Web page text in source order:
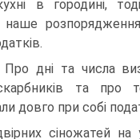
в городині,
наше
дні та числа
та
довго при собі
сіножатей